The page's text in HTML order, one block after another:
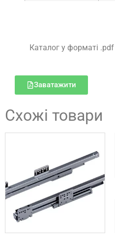
Каталог у форматі .pdf
Заватажити
Схожі товари